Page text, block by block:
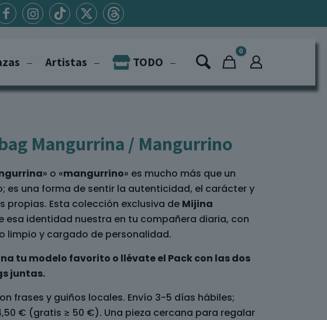
Artistas TODO
0
Mangurrina / Mangurrino
» o «mangurrino» es mucho más que un
es una forma de sentir la autenticidad, el carácter y
propias. Esta colección exclusiva de Mijina
esa identidad nuestra en tu compañera diaria, con
limpio y cargado de personalidad.
tu modelo favorito o llévate el Pack con las dos
juntas.
frases y guiños locales. Envío 3-5 días hábiles;
€ (gratis ≥ 50 €). Una pieza cercana para regalar